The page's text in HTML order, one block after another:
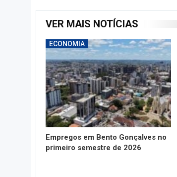
VER MAIS NOTÍCIAS
ECONOMIA
Empregos em Bento Gonçalves no
primeiro semestre de 2026